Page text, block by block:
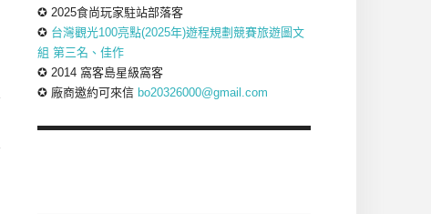
✪ 2025食尚玩家駐站部落客
✪ 台灣觀光100亮點(2025年)遊程規劃競賽旅遊圖文
組 第三名、佳作
✪ 2014 窩客島星級窩客
✪ 廠商邀約可來信 bo20326000@gmail.com